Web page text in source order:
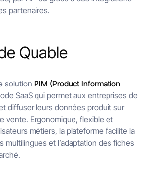
partenaires.
Quable
solution PIM (Product Information
SaaS qui permet aux entreprises de
diffuser leurs données produit sur
vente. Ergonomique, flexible et
métiers, la plateforme facilite la
multilingues et l’adaptation des fiches